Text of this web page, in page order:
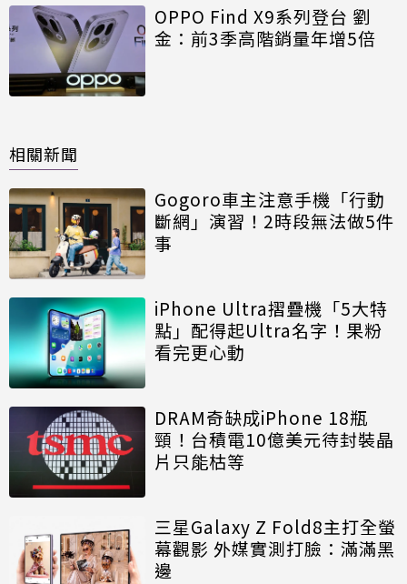
OPPO Find X9系列登台 劉
金：前3季高階銷量年增5倍
相關新聞
Gogoro車主注意手機「行動
斷網」演習！2時段無法做5件
事
iPhone Ultra摺疊機「5大特
點」配得起Ultra名字！果粉
看完更心動
DRAM奇缺成iPhone 18瓶
頸！台積電10億美元待封裝晶
片只能枯等
三星Galaxy Z Fold8主打全螢
幕觀影 外媒實測打臉：滿滿黑
邊